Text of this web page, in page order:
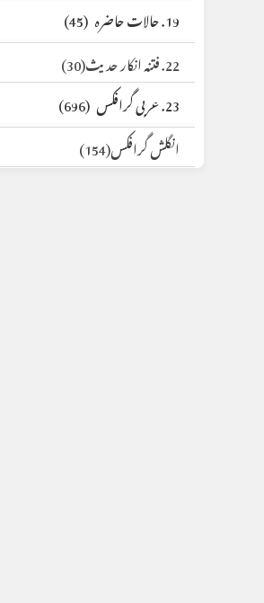
19. حالات حاضرہ
(45)
22. فتنہ انکار حدیث
(30)
23. عربی گرافکس
(696)
انگلش گرافکس(154)